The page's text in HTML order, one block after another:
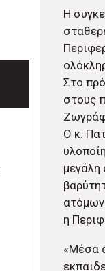
Η
Στο
στους
Ο κ.
μεγάλη
ατόμων
η
«Μέσα